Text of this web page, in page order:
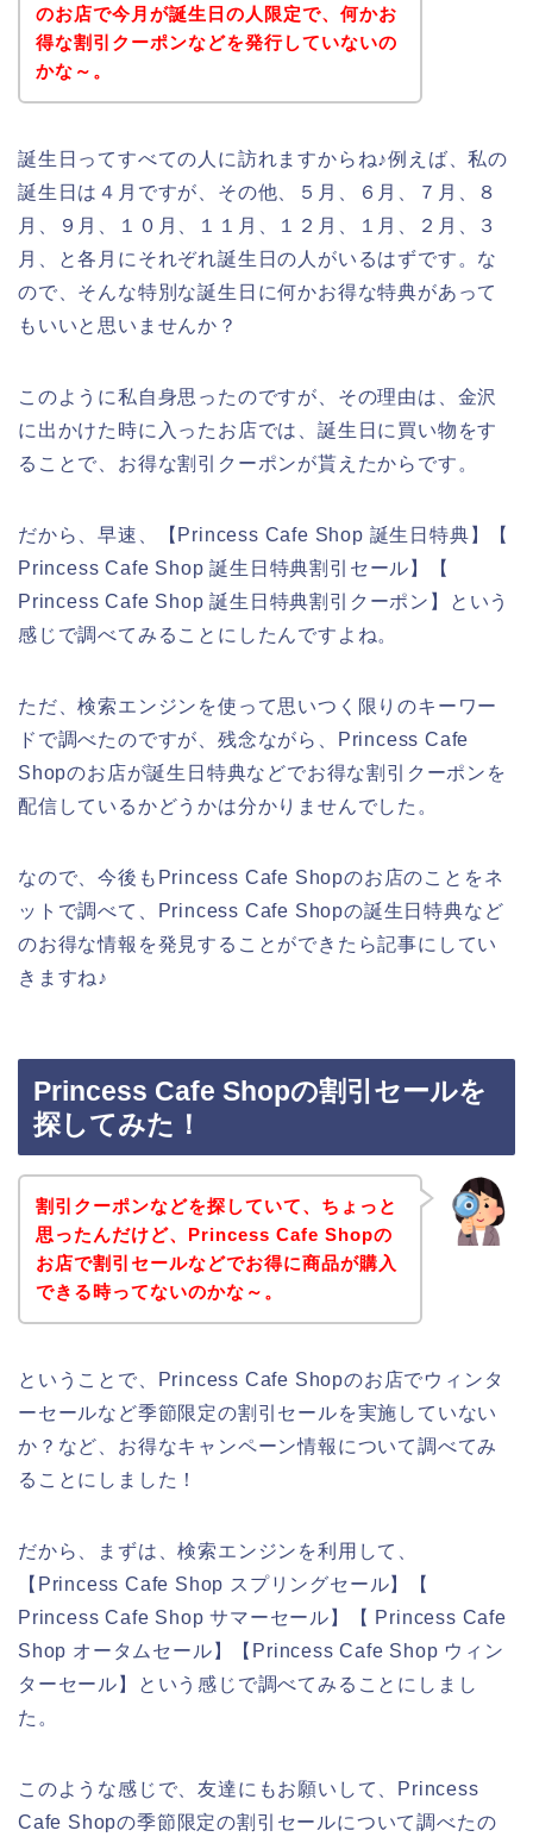
のお店で今月が誕生日の人限定で、何かお
得な割引クーポンなどを発行していないの
かな～。
誕生日ってすべての人に訪れますからね♪例えば、私の
誕生日は４月ですが、その他、５月、６月、７月、８
月、９月、１０月、１１月、１２月、１月、２月、３
月、と各月にそれぞれ誕生日の人がいるはずです。な
ので、そんな特別な誕生日に何かお得な特典があって
もいいと思いませんか？
このように私自身思ったのですが、その理由は、金沢
に出かけた時に入ったお店では、誕生日に買い物をす
ることで、お得な割引クーポンが貰えたからです。
だから、早速、【Princess Cafe Shop 誕生日特典】【
Princess Cafe Shop 誕生日特典割引セール】【
Princess Cafe Shop 誕生日特典割引クーポン】という
感じで調べてみることにしたんですよね。
ただ、検索エンジンを使って思いつく限りのキーワー
ドで調べたのですが、残念ながら、Princess Cafe
Shopのお店が誕生日特典などでお得な割引クーポンを
配信しているかどうかは分かりませんでした。
なので、今後もPrincess Cafe Shopのお店のことをネ
ットで調べて、Princess Cafe Shopの誕生日特典など
のお得な情報を発見することができたら記事にしてい
きますね♪
Princess Cafe Shopの割引セールを
探してみた！
割引クーポンなどを探していて、ちょっと
思ったんだけど、Princess Cafe Shopの
お店で割引セールなどでお得に商品が購入
できる時ってないのかな～。
ということで、Princess Cafe Shopのお店でウィンタ
ーセールなど季節限定の割引セールを実施していない
か？など、お得なキャンペーン情報について調べてみ
ることにしました！
だから、まずは、検索エンジンを利用して、
【Princess Cafe Shop スプリングセール】【
Princess Cafe Shop サマーセール】【 Princess Cafe
Shop オータムセール】【Princess Cafe Shop ウィン
ターセール】という感じで調べてみることにしまし
た。
このような感じで、友達にもお願いして、Princess
Cafe Shopの季節限定の割引セールについて調べたの